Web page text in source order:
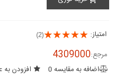
امتیاز: (2)
مرجع:4309000
اضافه به مقایسه 0 افزودن به